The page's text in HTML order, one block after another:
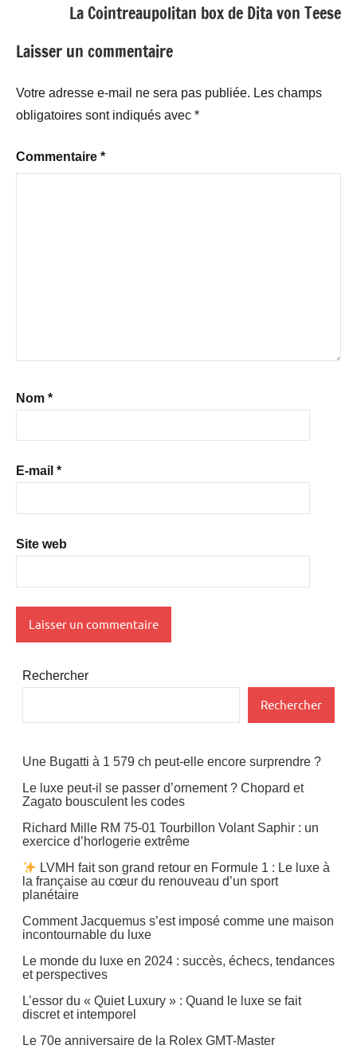
La Cointreaupolitan box de Dita von Teese
Laisser un commentaire
Votre adresse e-mail ne sera pas publiée. Les champs
obligatoires sont indiqués avec *
Commentaire *
Nom *
E-mail *
Site web
Rechercher
Rechercher
Une Bugatti à 1 579 ch peut-elle encore surprendre ?
Le luxe peut-il se passer d’ornement ? Chopard et
Zagato bousculent les codes
Richard Mille RM 75-01 Tourbillon Volant Saphir : un
exercice d’horlogerie extrême
LVMH fait son grand retour en Formule 1 : Le luxe à
la française au cœur du renouveau d’un sport
planétaire
Comment Jacquemus s’est imposé comme une maison
incontournable du luxe
Le monde du luxe en 2024 : succès, échecs, tendances
et perspectives
L’essor du « Quiet Luxury » : Quand le luxe se fait
discret et intemporel
Le 70e anniversaire de la Rolex GMT-Master